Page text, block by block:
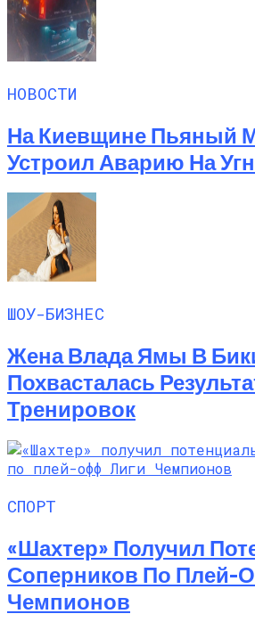
НОВОСТИ
На Киевщине Пьяный
Устроил Аварию На
ШОУ-БИЗНЕС
Жена Влада Ямы В
Похвасталась
Тренировок
СПОРТ
«Шахтер» Получил
Соперников По Плей-
Чемпионов